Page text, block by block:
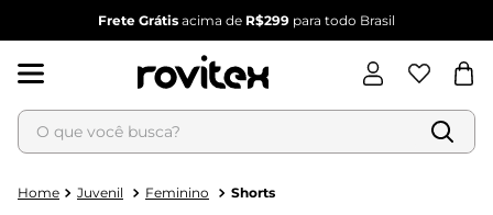
Frete Grátis acima de R$299 para todo Brasil
O que você busca?
Juvenil Feminino Shorts
Termos mais buscados
1º
blusa feminina